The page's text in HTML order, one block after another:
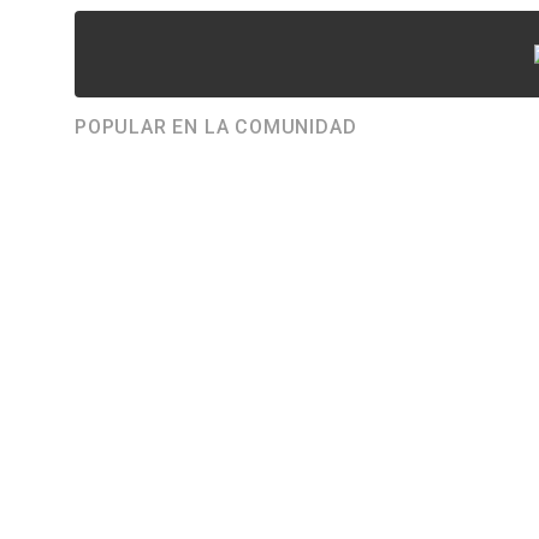
POPULAR EN LA COMUNIDAD